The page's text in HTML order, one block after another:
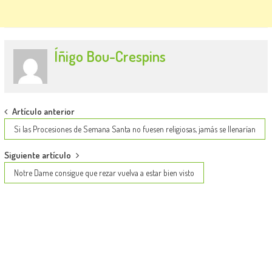
Íñigo Bou-Crespins
Post
navigation
Artículo anterior
Si las Procesiones de Semana Santa no fuesen religiosas, jamás se llenarían
Siguiente artículo
Notre Dame consigue que rezar vuelva a estar bien visto